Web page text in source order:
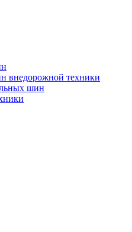
внедорожной техники
шин